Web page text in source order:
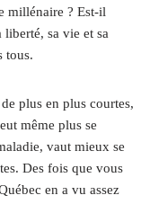
millénaire ? Est-il
liberté, sa vie et sa
tous.
plus en plus courtes,
même plus se
vaut mieux se
Des fois que vous
en a vu assez